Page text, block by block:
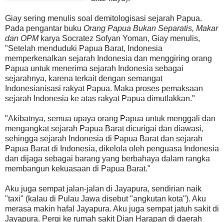
Giay sering menulis soal demitologisasi sejarah Papua.
Pada pengantar buku Orang Papua Bukan Separatis, Makar
dan OPMkarya Socratez Sofyan Yoman, Giay menulis,
"Setelah menduduki Papua Barat, Indonesia
memperkenalkan sejarah Indonesia dan menggiring orang
Papua untuk menerima sejarah Indonesia sebagai
sejarahnya, karena terkait dengan semangat
Indonesianisasi rakyat Papua. Maka proses pemaksaan
sejarah Indonesia ke atas rakyat Papua dimutlakkan."
"Akibatnya, semua upaya orang Papua untuk menggali dan
mengangkat sejarah Papua Barat dicurigai dan diawasi,
sehingga sejarah Indonesia di Papua Barat dan sejarah
Papua Barat di Indonesia, dikelola oleh penguasa Indonesia
dan dijaga sebagai barang yang berbahaya dalam rangka
membangun kekuasaan di Papua Barat."
Aku juga sempat jalan-jalan di Jayapura, sendirian naik
"taxi" (kalau di Pulau Jawa disebut "angkutan kota"). Aku
merasa makin hafal Jayapura. Aku juga sempat jatuh sakit di
Jayapura. Pergi ke rumah sakit Dian Harapan di daerah